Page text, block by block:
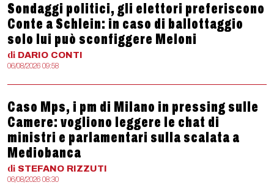
Sondaggi politici, gli elettori preferiscono
Conte a Schlein: in caso di ballottaggio
solo lui può sconfiggere Meloni
di DARIO CONTI
06/08/2026 09:58
Caso Mps, i pm di Milano in pressing sulle
Camere: vogliono leggere le chat di
ministri e parlamentari sulla scalata a
Mediobanca
di STEFANO RIZZUTI
06/08/2026 08:30